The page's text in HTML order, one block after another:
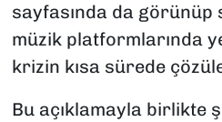
sayfasında da görünüp
müzik platformlarında
krizin kısa sürede
Bu açıklamayla birlikte